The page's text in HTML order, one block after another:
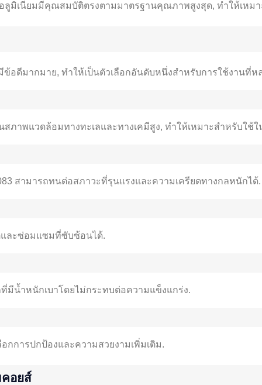
ลูมิเนียมมีคุณสมบัติตรงตามมาตรฐานคุณภาพสูงสุด, ทำให้เหม
ข้อดีมากมาย, ทำให้เป็นตัวเลือกอันดับหนึ่งสำหรับการใช้งานที่ห
าพแวดล้อมทางทะเลและทางเคมีสูง, ทำให้เหมาะสำหรับใช้
สามารถทนต่อสภาวะที่รุนแรงและความเครียดทางกลหนักได้.
และซ่อมแซมที่ซับซ้อนได้.
น้ำหนักเบาโดยไม่กระทบต่อความแข็งแกร่ง.
กการปกป้องและความสวยงามเพิ่มเติม.
อยส์